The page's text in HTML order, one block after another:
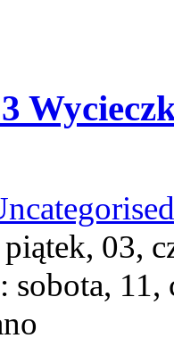
03,
sobota,